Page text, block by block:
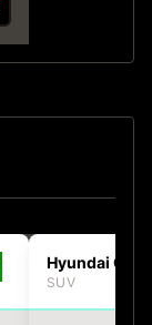
Hyundai
SUV